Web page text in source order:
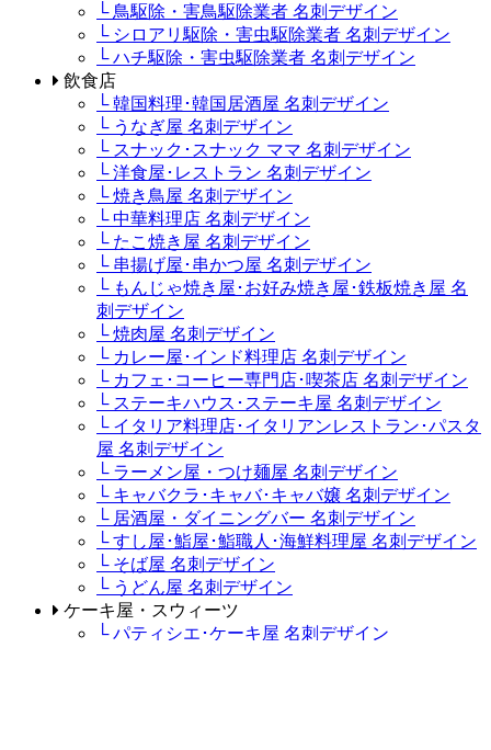
└ 鳥駆除・害鳥駆除業者 名刺デザイン
└ シロアリ駆除・害虫駆除業者 名刺デザイン
└ ハチ駆除・害虫駆除業者 名刺デザイン
飲食店
└ 韓国料理･韓国居酒屋 名刺デザイン
└ うなぎ屋 名刺デザイン
└ スナック･スナック ママ 名刺デザイン
└ 洋食屋･レストラン 名刺デザイン
└ 焼き鳥屋 名刺デザイン
└ 中華料理店 名刺デザイン
└ たこ焼き屋 名刺デザイン
└ 串揚げ屋･串かつ屋 名刺デザイン
└ もんじゃ焼き屋･お好み焼き屋･鉄板焼き屋 名
刺デザイン
└ 焼肉屋 名刺デザイン
└ カレー屋･インド料理店 名刺デザイン
└ カフェ･コーヒー専門店･喫茶店 名刺デザイン
└ ステーキハウス･ステーキ屋 名刺デザイン
└ イタリア料理店･イタリアンレストラン･パスタ
屋 名刺デザイン
└ ラーメン屋・つけ麺屋 名刺デザイン
└ キャバクラ･キャバ･キャバ嬢 名刺デザイン
└ 居酒屋・ダイニングバー 名刺デザイン
└ すし屋･鮨屋･鮨職人･海鮮料理屋 名刺デザイン
└ そば屋 名刺デザイン
└ うどん屋 名刺デザイン
ケーキ屋・スウィーツ
└ パティシエ･ケーキ屋 名刺デザイン